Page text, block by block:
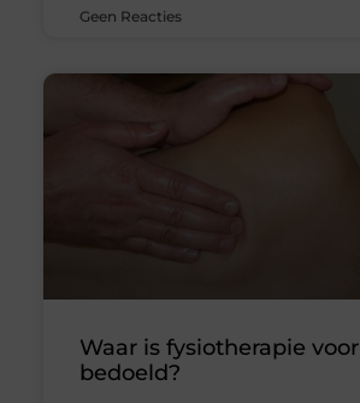
Geen Reacties
Waar is fysiotherapie voor
bedoeld?